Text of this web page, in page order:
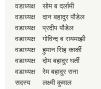
वडाध्यक्ष
सोम ब दर्लामी
वडाध्यक्ष
दान बहादुर पौडेल
वडाध्यक्ष
प्रदीप पौडेल
वडाध्यक्ष
गोविन्द ब रायमाझी
वडाध्यक्ष
हुमान सिंह कार्की
वडाध्यक्ष
दोम बहादुर घर्ती
वडाध्यक्ष
रेम बहादुर राना
सदस्य
लक्ष्मी कुमाल